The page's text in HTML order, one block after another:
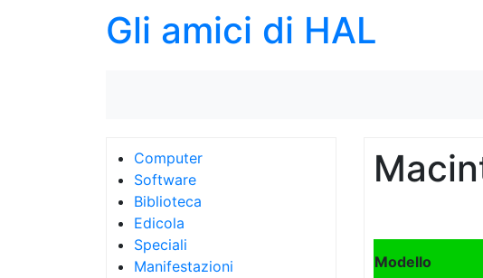
Gli amici di HAL
Computer
Software
Biblioteca
Edicola
Speciali
Manifestazioni
Modello